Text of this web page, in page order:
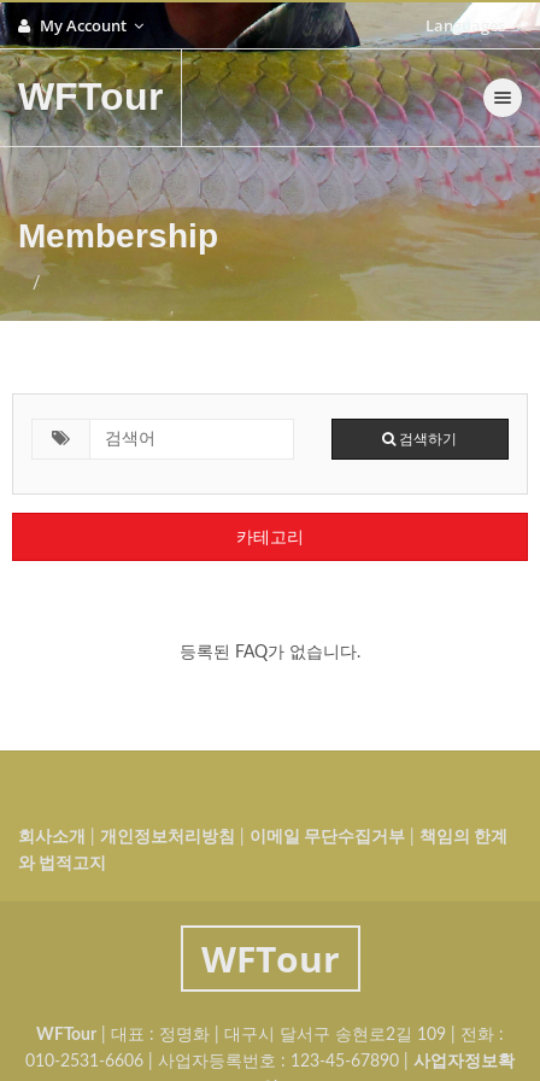
My Account Languages
Toggle
WFTour
Membership
검색하기
카테고리
등록된 FAQ가 없습니다.
회사소개 개인정보처리방침 이메일 무단수집거부
책임의 한계
와 법적고지
WFTour
WFTour | 대표 : 정명화 | 대구시 달서구 송현로2길 109 | 전화 :
010-2531-6606 | 사업자등록번호 : 123-45-67890
사업자정보확